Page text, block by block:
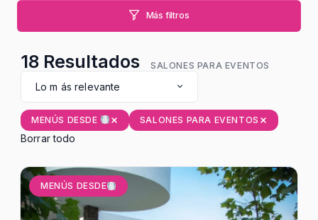
Más filtros
18 Resultados SALONES PARA EVENTOS
Lo m ás relevante
MENÚS DESDE SALONES PARA EVENTOS
Borrar todo
MENÚS DESDE